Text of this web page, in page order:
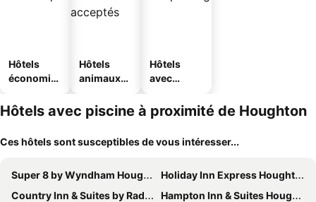
Hôtels
économiq
Hôtels
animaux
Hôtels
avec
Hôtels avec piscine à proximité de Houghton
Ces hôtels sont susceptibles de vous intéresser...
Super 8 by Wyndham Houghton
Holiday Inn Express Houghton-keweenaw By Ihg
Country Inn & Suites by Radisson, Houghton, MI
Hampton Inn & Suites Houghton